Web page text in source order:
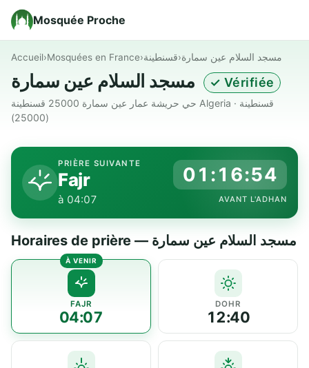
Mosquée Proche
Accueil›Mosquées en France›قسنطينة›مسجد السلام عين سمارة
✓ Vérifiée
حي حريشة عمار عين سمارة 25000 قسنطينة Algeria · قسنطينة
(25000)
PRIÈRE SUIVANTE
Fajr
à 04:07
01:16:53
AVANT L'ADHAN
Horaires de prière — مسجد السلام عين سمارة
FAJR
04:07
DOHR
12:40